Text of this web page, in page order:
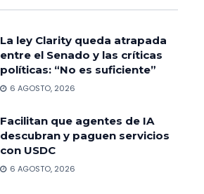
La ley Clarity queda atrapada
entre el Senado y las críticas
políticas: “No es suficiente”
6 AGOSTO, 2026
Facilitan que agentes de IA
descubran y paguen servicios
con USDC
6 AGOSTO, 2026